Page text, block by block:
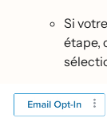
Si
étape,